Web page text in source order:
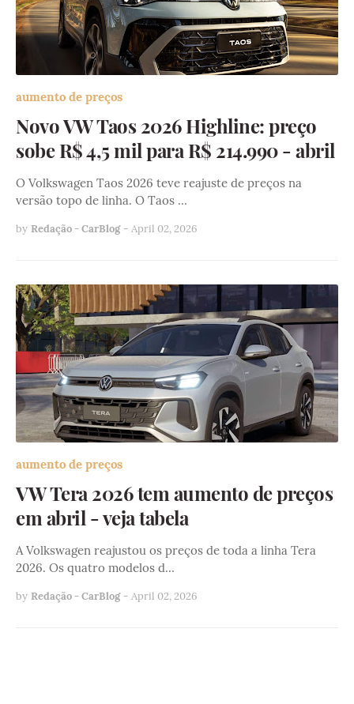
aumento de preços
Novo VW Taos 2026 Highline: preço
sobe R$ 4,5 mil para R$ 214.990 - abril
O Volkswagen Taos 2026 teve reajuste de preços na
versão topo de linha. O Taos …
by Redação - CarBlog - April 02, 2026
aumento de preços
VW Tera 2026 tem aumento de preços
em abril - veja tabela
A Volkswagen reajustou os preços de toda a linha Tera
2026. Os quatro modelos d…
by Redação - CarBlog - April 02, 2026